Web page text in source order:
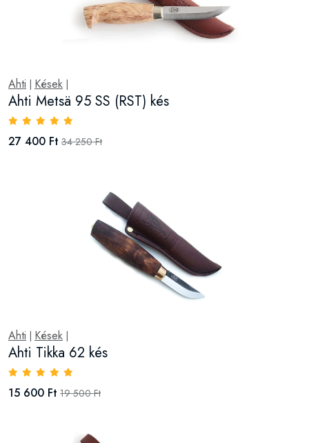
Ahti | Kések |
Ahti Metsä 95 SS (RST) kés
27 400 Ft 34 250 Ft
Ahti | Kések |
Ahti Tikka 62 kés
15 600 Ft 19 500 Ft